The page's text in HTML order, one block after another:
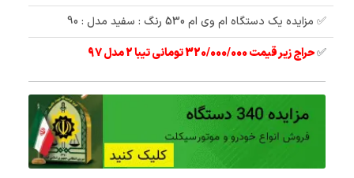
✅ مزایده یک دستگاه ام وی ام 530 رنگ : سفید مدل : 90
✅حراج زیر قیمت 320/000/000 تومانی تیبا 2 مدل 97